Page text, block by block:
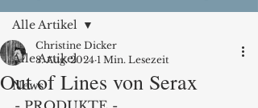
Alle Artikel
News
Alle Artikel
Out of Lines von Serax
Christine Dicker
8. Aug. 2024 1 Min. Lesezeit